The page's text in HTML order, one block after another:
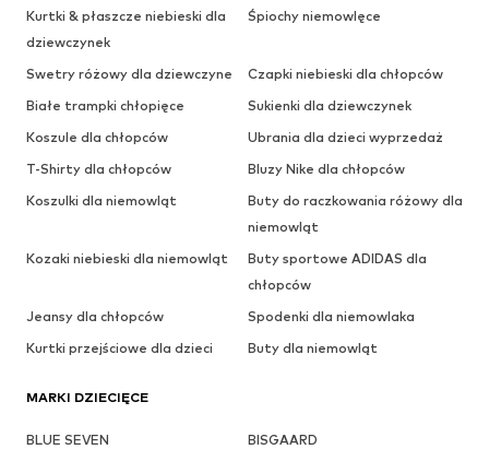
Kurtki & płaszcze niebieski dla
dziewczynek
Śpiochy niemowlęce
Swetry różowy dla dziewczyne
Czapki niebieski dla chłopców
Białe trampki chłopięce
Sukienki dla dziewczynek
Koszule dla chłopców
Ubrania dla dzieci wyprzedaż
T-Shirty dla chłopców
Bluzy Nike dla chłopców
Koszulki dla niemowląt
Buty do raczkowania różowy dla
niemowląt
Kozaki niebieski dla niemowląt
Buty sportowe ADIDAS dla
chłopców
Jeansy dla chłopców
Spodenki dla niemowlaka
Kurtki przejściowe dla dzieci
Buty dla niemowląt
MARKI DZIECIĘCE
BLUE SEVEN
BISGAARD